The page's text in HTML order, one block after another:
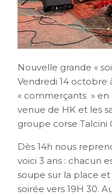
Nouvelle grande «
Vendredi 14 octobre
« commerçants » en
venue de HK et les
groupe corse Talcini
Dès 14h nous
voici 3 ans : chacun
soupe sur la place
soirée vers 19H 30.